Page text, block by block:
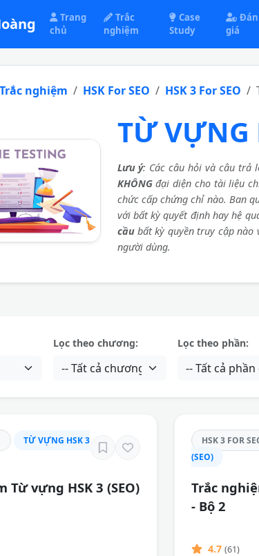
Trang
chủ
Trắc
nghiệm
Case
Study
giá
Trắc nghiệm HSK For SEO HSK 3 For SEO
TỪ VỰNG
Lưu ý: Các câu hỏi và câu trả
KHÔNGđại diện cho tài liệu
chức cấp chứng chỉ nào. Ban
với bất kỳ quyết định hay hệ
cầubất kỳ quyền truy cập nào
người dùng.
Lọc theo chương: Lọc theo phần:
TỪ VỰNG HSK 3
Từ vựng HSK 3 (SEO)
HSK 3 FOR
(SEO)
Trắc
- Bộ 2
4.7 (61)